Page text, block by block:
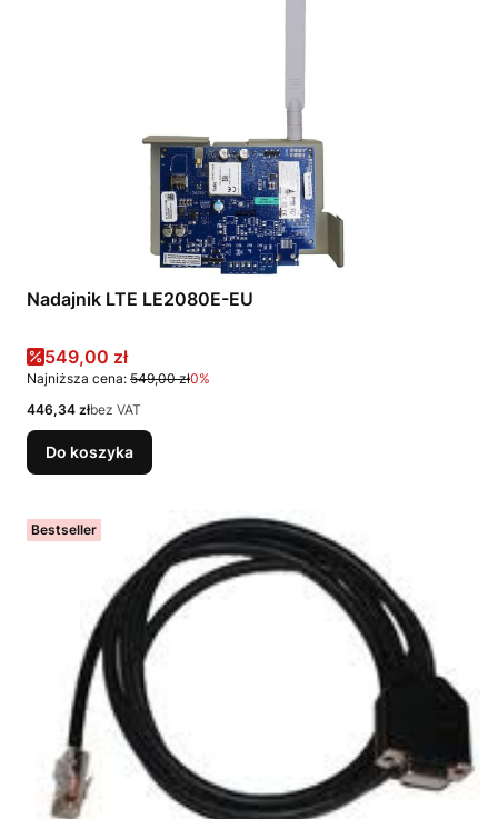
Nadajnik LTE LE2080E-EU
Cena promocyjna
549,00 zł
Najniższa cena: 549,00 zł0%
Cena
446,34 złbez VAT
Do koszyka
Bestseller